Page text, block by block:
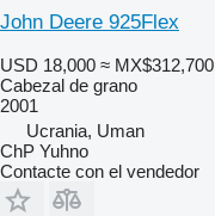
John Deere 925Flex
USD 18,000 ≈ MX$312,700
Cabezal de grano
2001
Ucrania, Uman
ChP Yuhno
Contacte con el vendedor